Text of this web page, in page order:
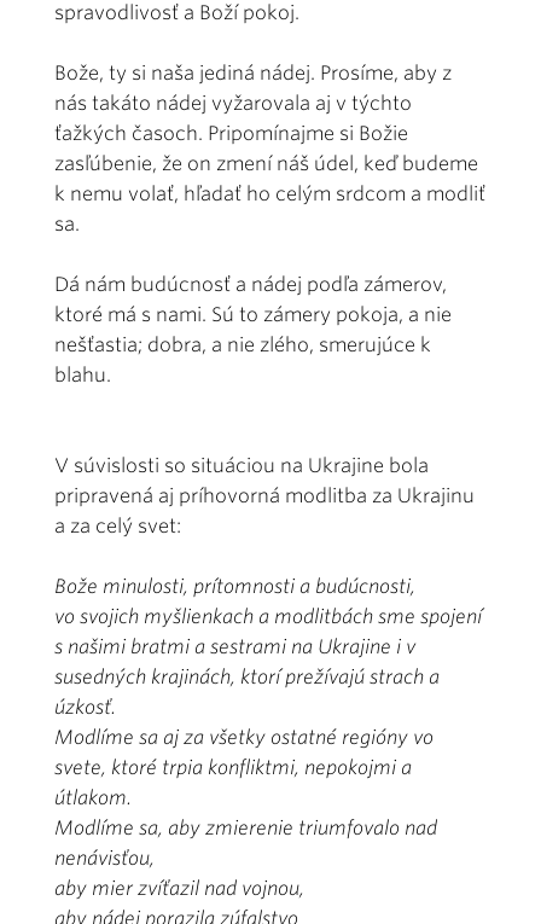
spravodlivosť a Boží pokoj.
Bože, ty si naša jediná nádej. Prosíme, aby z
nás takáto nádej vyžarovala aj v týchto
ťažkých časoch. Pripomínajme si Božie
zasľúbenie, že on zmení náš údel, keď budeme
k nemu volať, hľadať ho celým srdcom a modliť
sa.
Dá nám budúcnosť a nádej podľa zámerov,
ktoré má s nami. Sú to zámery pokoja, a nie
nešťastia; dobra, a nie zlého, smerujúce k
blahu.
V súvislosti so situáciou na Ukrajine bola
pripravená aj príhovorná modlitba za Ukrajinu
a za celý svet:
Bože minulosti, prítomnosti a budúcnosti,
vo svojich myšlienkach a modlitbách sme spojení
s našimi bratmi a sestrami na Ukrajine i v
susedných krajinách, ktorí prežívajú strach a
úzkosť.
Modlíme sa aj za všetky ostatné regióny vo
svete, ktoré trpia konfliktmi, nepokojmi a
útlakom.
Modlíme sa, aby zmierenie triumfovalo nad
nenávisťou,
aby mier zvíťazil nad vojnou,
aby nádej porazila zúfalstvo